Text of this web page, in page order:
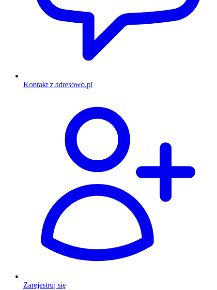
Kontakt z adresowo.pl
Zarejestruj się